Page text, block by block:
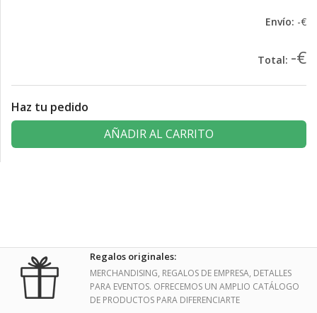
Envío: -€
Total: -€
Haz tu pedido
AÑADIR AL CARRITO
Regalos originales:
MERCHANDISING, REGALOS DE EMPRESA, DETALLES
PARA EVENTOS. OFRECEMOS UN AMPLIO CATÁLOGO
DE PRODUCTOS PARA DIFERENCIARTE